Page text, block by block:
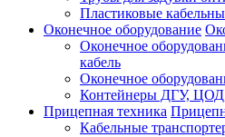
Пластиковые
Оконечное оборудование
Оконечное
кабель
Оконечное
Контейнеры ДГУ,
Прицепная техника
Кабельные